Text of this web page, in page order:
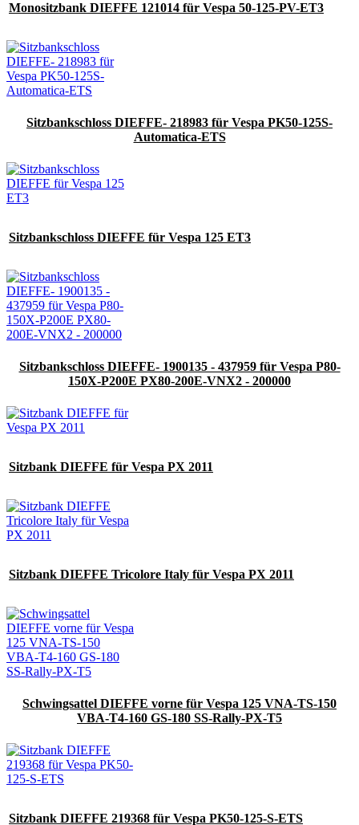
Monositzbank DIEFFE 121014 für Vespa 50-125-PV-ET3
Sitzbankschloss DIEFFE- 218983 für Vespa PK50-125S-
Automatica-ETS
Sitzbankschloss DIEFFE für Vespa 125 ET3
Sitzbankschloss DIEFFE- 1900135 - 437959 für Vespa P80-
150X-P200E PX80-200E-VNX2 - 200000
Sitzbank DIEFFE für Vespa PX 2011
Sitzbank DIEFFE Tricolore Italy für Vespa PX 2011
Schwingsattel DIEFFE vorne für Vespa 125 VNA-TS-150
VBA-T4-160 GS-180 SS-Rally-PX-T5
Sitzbank DIEFFE 219368 für Vespa PK50-125-S-ETS